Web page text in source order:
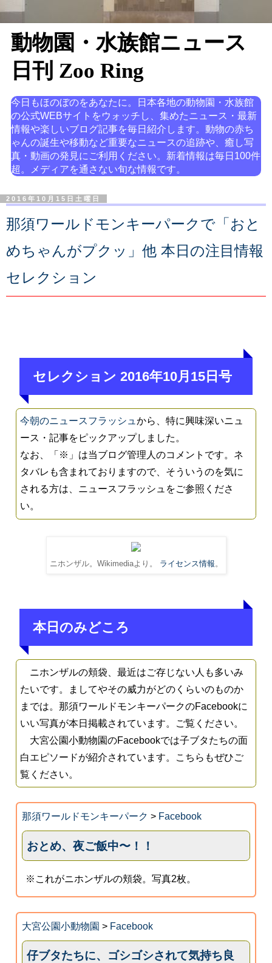
動物園・水族館ニュース
日刊 Zoo Ring
今日もほのぼのをあなたに。日本各地の動物園・水族館
の公式WEBサイトをウォッチし、集めたニュース・最新
情報や楽しいブログ記事を毎日紹介します。動物の赤ち
ゃんの誕生や移動など重要なニュースの追跡や、癒し写
真・動画の発見にご利用ください。新着情報は毎日100件
超。メディアを通さない旬な情報です。
2016年10月15日土曜日
那須ワールドモンキーパークで「おと
めちゃんがプクッ」他 本日の注目情報
セレクション
セレクション 2016年10月15日号
今朝のニュースフラッシュから、特に興味深いニュ
ース・記事をピックアップしました。
なお、「※」は当ブログ管理人のコメントです。ネ
タバレも含まれておりますので、そういうのを気に
される方は、ニュースフラッシュをご参照くださ
い。
ニホンザル。Wikimediaより。 ライセンス情報 。
本日のみどころ
ニホンザルの頬袋、最近はご存じない人も多いみ
たいです。ましてやその威力がどのくらいのものか
までは。那須ワールドモンキーパークのFacebookに
いい写真が本日掲載されています。ご覧ください。
大宮公園小動物園のFacebookでは子ブタたちの面
白エピソードが紹介されています。こちらもぜひご
覧ください。
那須ワールドモンキーパーク > Facebook
おとめ、夜ご飯中〜！！
※これがニホンザルの頬袋。写真2枚。
大宮公園小動物園 > Facebook
仔ブタたちに、ゴシゴシされて気持ち良